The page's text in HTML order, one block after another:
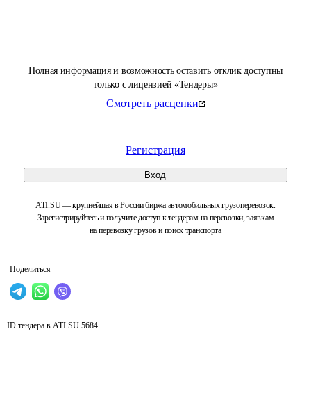
Полная информация и возможность оставить отклик доступны
только с лицензией «Тендеры»
Смотреть расценки
Регистрация
Вход
ATI.SU — крупнейшая в России биржа автомобильных грузоперевозок.
Зарегистрируйтесь и получите доступ к тендерам на перевозки, заявкам
на перевозку грузов и поиск транспорта
Поделиться
ID тендера в ATI.SU 5684